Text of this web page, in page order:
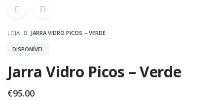
LOJA JARRA VIDRO PICOS – VERDE
DISPONÍVEL
Jarra Vidro Picos – Verde
€95.00